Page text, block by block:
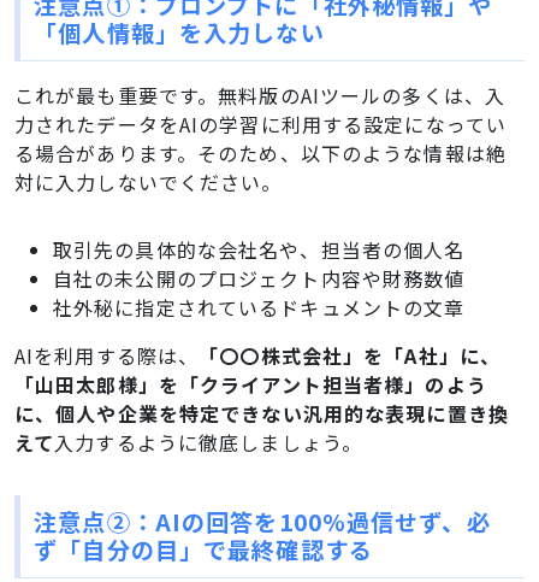
「個人情報」を入力しない
これが最も重要です。無料版のAIツールの多くは、入
力されたデータをAIの学習に利用する設定になってい
る場合があります。そのため、以下のような情報は絶
対に入力しないでください。
取引先の具体的な会社名や、担当者の個人名
自社の未公開のプロジェクト内容や財務数値
社外秘に指定されているドキュメントの文章
AIを利用する際は、
「〇〇株式会社」を「A社」に、
「山田太郎様」を「クライアント担当者様」のよう
に、個人や企業を特定できない汎用的な表現に置き換
えて入力するように徹底しましょう。
注意点②：AIの回答を100%過信せず、必
ず「自分の目」で最終確認する